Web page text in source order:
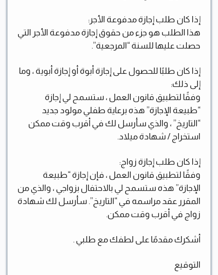
إذا كان طلب إجازة مدفوعة الأجر:
هذا الطلب هو جزء من حقوق إجازة مدفوعة الأجر التي
حصلت عليها للسنة “المرجعية”.
إذا كان طلبًا للحصول على إجازة أبوة أو إجازة أبوية ، وما
إلى ذلك:
وفقًا لتطبيق قانون العمل ، ستسمح لي إجازة
“طبيعة الإجازة” هذه برعاية طفلي مولود جديد
“التاريخ” ، والذي سأرسل لك في أقرب وقت ممكن
استخراج / شهادة ميلاد.
إذا كان طلب إجازة زواج:
وفقًا لتطبيق قانون العمل ، فإن إجازة “طبيعة
الإجازة” هذه ستسمح لي بالاحتفال بزواجي ، والذي من
المقرر عقد مراسمه في “التاريخ”. سأرسل لك شهادة
زواج في أقرب وقت ممكن.
أشكرك مقدمًا على لطفك مع طلبي .
التوقيع